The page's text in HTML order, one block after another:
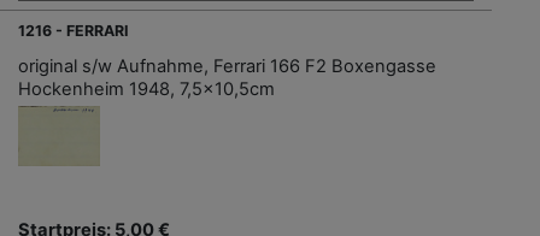
1216 - FERRARI
original s/w Aufnahme, Ferrari 166 F2 Boxengasse
Hockenheim 1948, 7,5x10,5cm
Startpreis: 5,00 €